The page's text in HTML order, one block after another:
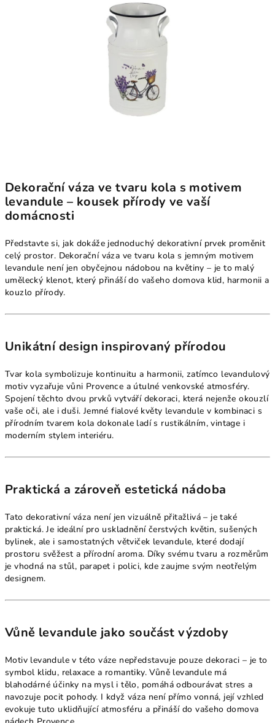
Dekorační váza ve tvaru kola s motivem
levandule – kousek přírody ve vaší
domácnosti
Představte si, jak dokáže jednoduchý dekorativní prvek proměnit
celý prostor. Dekorační váza ve tvaru kola s jemným motivem
levandule není jen obyčejnou nádobou na květiny – je to malý
umělecký klenot, který přináší do vašeho domova klid, harmonii a
kouzlo přírody.
Unikátní design inspirovaný přírodou
Tvar kola symbolizuje kontinuitu a harmonii, zatímco levandulový
motiv vyzařuje vůni Provence a útulné venkovské atmosféry.
Spojení těchto dvou prvků vytváří dekoraci, která nejenže okouzlí
vaše oči, ale i duši. Jemné fialové květy levandule v kombinaci s
přírodním tvarem kola dokonale ladí s rustikálním, vintage i
moderním stylem interiéru.
Praktická a zároveň estetická nádoba
Tato dekorativní váza není jen vizuálně přitažlivá – je také
praktická. Je ideální pro uskladnění čerstvých květin, sušených
bylinek, ale i samostatných větviček levandule, které dodají
prostoru svěžest a přírodní aroma. Díky svému tvaru a rozměrům
je vhodná na stůl, parapet i polici, kde zaujme svým neotřelým
designem.
Vůně levandule jako součást výzdoby
Motiv levandule v této váze nepředstavuje pouze dekoraci – je to
symbol klidu, relaxace a romantiky. Vůně levandule má
blahodárné účinky na mysl i tělo, pomáhá odbourávat stres a
navozuje pocit pohody. I když váza není přímo vonná, její vzhled
evokuje tuto uklidňující atmosféru a přináší do vašeho domova